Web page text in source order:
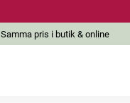
Samma pris i butik & online